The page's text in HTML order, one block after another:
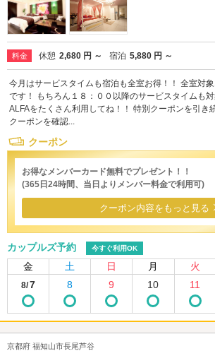
料金 休憩 2,680 円 ～ 宿泊 5,880 円 ～
今月はサービスタイムも宿泊も全室お得！！ 全室対
です！ もちろん１８：００以降のサービスタイムも
ALFAをたくさん利用してね！！ 特別クーポンを引き
クーポンを確認...
クーポン
お得なメンバーカード無料でプレゼント！！
(365日24時間、当日よりメンバー料金で利用可)
クーポン内容をもっと見る
カップルズ予約 今すぐ利用OK
金 土 日 月 火
8/7 8 9 10 11
京都府 福知山市長尾芦谷